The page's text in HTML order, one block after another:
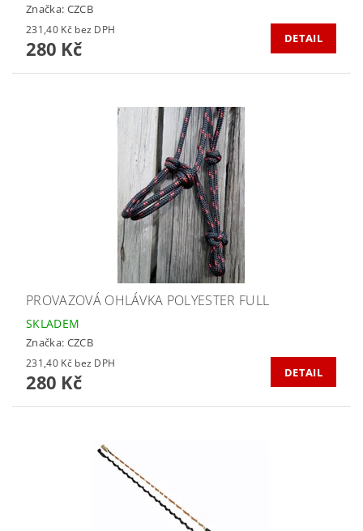
Značka: CZCB
231,40 Kč bez DPH
280 Kč DETAIL
PROVAZOVÁ OHLÁVKA POLYESTER FULL
SKLADEM
Značka: CZCB
231,40 Kč bez DPH
280 Kč DETAIL